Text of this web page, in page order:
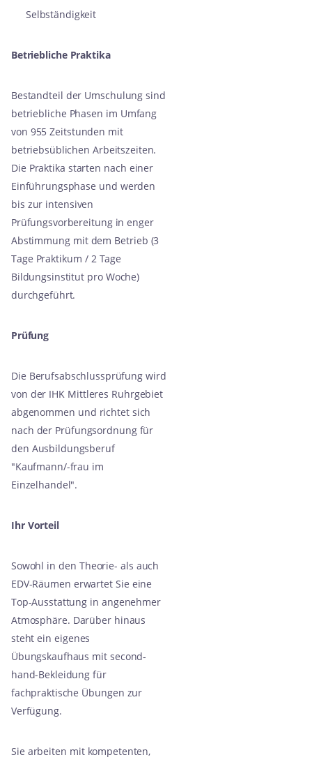
Selbständigkeit
Betriebliche Praktika
Bestandteil der Umschulung sind
betriebliche Phasen im Umfang
von 955 Zeitstunden mit
betriebsüblichen Arbeitszeiten.
Die Praktika starten nach einer
Einführungsphase und werden
bis zur intensiven
Prüfungsvorbereitung in enger
Abstimmung mit dem Betrieb (3
Tage Praktikum / 2 Tage
Bildungsinstitut pro Woche)
durchgeführt.
Prüfung
Die Berufsabschlussprüfung wird
von der IHK Mittleres Ruhrgebiet
abgenommen und richtet sich
nach der Prüfungsordnung für
den Ausbildungsberuf
"Kaufmann/-frau im
Einzelhandel".
Ihr Vorteil
Sowohl in den Theorie- als auch
EDV-Räumen erwartet Sie eine
Top-Ausstattung in angenehmer
Atmosphäre. Darüber hinaus
steht ein eigenes
Übungskaufhaus mit second-
hand-Bekleidung für
fachpraktische Übungen zur
Verfügung.
Sie arbeiten mit kompetenten,